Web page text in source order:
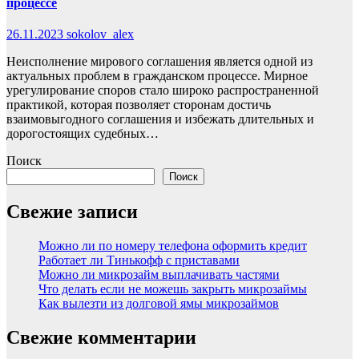
процессе
26.11.2023 sokolov_alex
Неисполнение мирового соглашения является одной из
актуальных проблем в гражданском процессе. Мирное
урегулирование споров стало широко распространенной
практикой, которая позволяет сторонам достичь
взаимовыгодного соглашения и избежать длительных и
дорогостоящих судебных…
Поиск
Поиск
Свежие записи
Можно ли по номеру телефона оформить кредит
Работает ли Тинькофф с приставами
Можно ли микрозайм выплачивать частями
Что делать если не можешь закрыть микрозаймы
Как вылезти из долговой ямы микрозаймов
Свежие комментарии